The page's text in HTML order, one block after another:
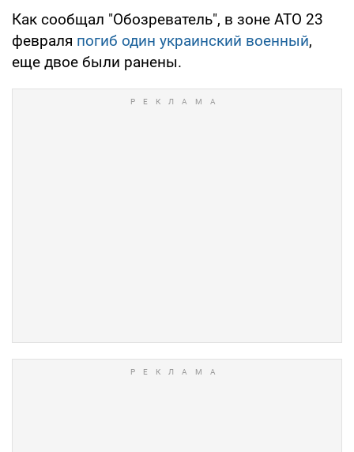
Как сообщал "Обозреватель", в зоне АТО 23
февраля погиб один украинский военный,
еще двое были ранены.